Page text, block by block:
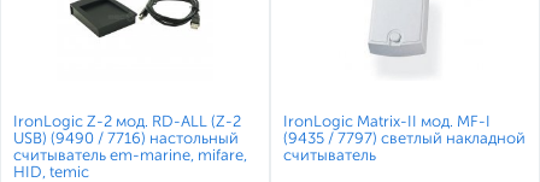
IronLogic Z-2 мод. RD-ALL (Z-2
USB) (9490 / 7716) настольный
считыватель em-marine, mifare,
HID, temic
IronLogic Matrix-II мод. MF-I
(9435 / 7797) светлый накладной
считыватель